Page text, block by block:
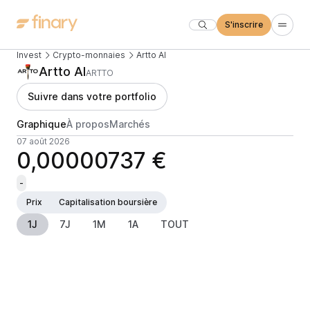
S'inscrire
Invest Crypto-monnaies Artto AI
Artto AIARTTO
Suivre dans votre portfolio
GraphiqueÀ proposMarchés
07 août 2026
0,00000737 €
-
Prix
Capitalisation boursière
1J 7J 1M 1A TOUT